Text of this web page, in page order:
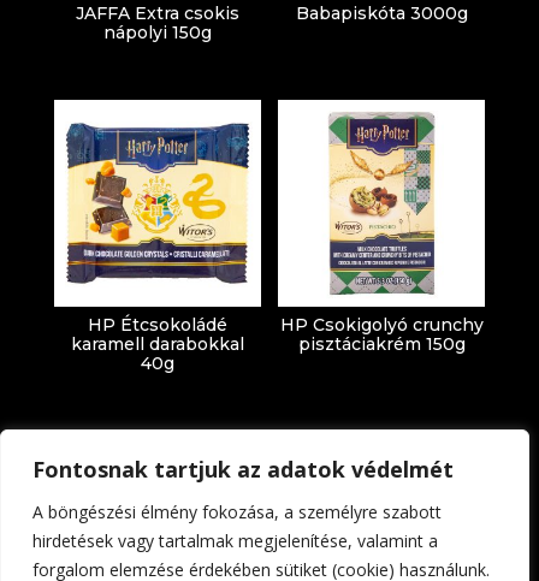
Fontosnak tartjuk az adatok védelmét
A böngészési élmény fokozása, a személyre szabott
hirdetések vagy tartalmak megjelenítése, valamint a
forgalom elemzése érdekében sütiket (cookie) használunk.
JAFFA Extra csokis
nápolyi 150g
Babapiskóta 3000g
HP Étcsokoládé
karamell darabokkal
40g
HP Csokigolyó crunchy
pisztáciakrém 150g
Impresszum Adatkezelési tájékoztató